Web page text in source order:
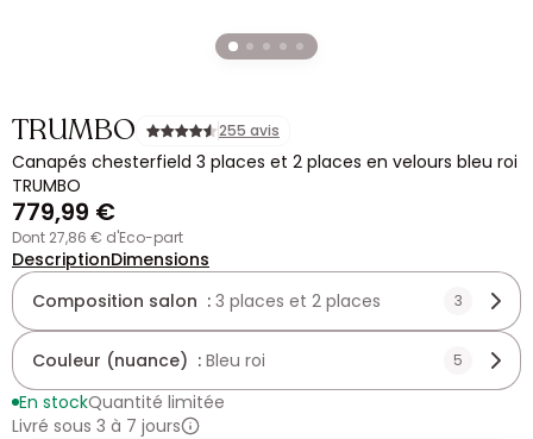
TRUMBO 255 avis
Canapés chesterfield 3 places et 2 places en velours bleu roi
TRUMBO
779,99 €
dont 27,86 € d'Eco-part
DescriptionDimensions
Composition salon : 3 places et 2 places 3
Couleur (nuance) : Bleu roi 5
En stockQuantité limitée
Livré sous 3 à 7 jours